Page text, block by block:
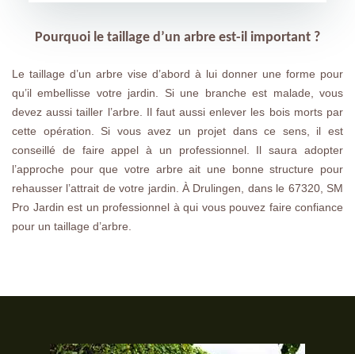
Pourquoi le taillage d’un arbre est-il important ?
Le taillage d’un arbre vise d’abord à lui donner une forme pour
qu’il embellisse votre jardin. Si une branche est malade, vous
devez aussi tailler l’arbre. Il faut aussi enlever les bois morts par
cette opération. Si vous avez un projet dans ce sens, il est
conseillé de faire appel à un professionnel. Il saura adopter
l’approche pour que votre arbre ait une bonne structure pour
rehausser l’attrait de votre jardin. À Drulingen, dans le 67320, SM
Pro Jardin est un professionnel à qui vous pouvez faire confiance
pour un taillage d’arbre.